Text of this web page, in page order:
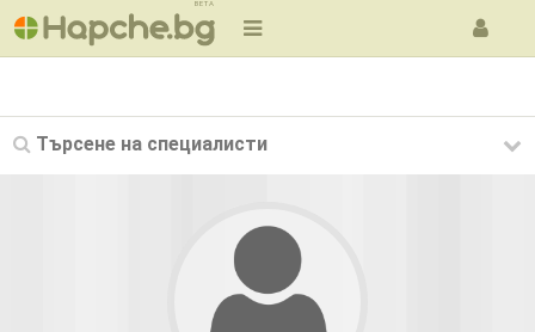
BETA
Търсене на специалисти